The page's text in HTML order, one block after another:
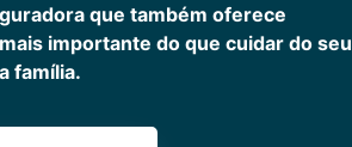
que também oferece
importante do que cuidar do seu
família.